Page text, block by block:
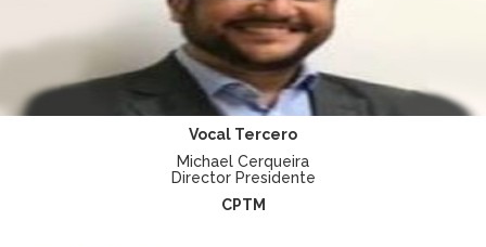
Vocal Tercero
Michael Cerqueira
Director Presidente
CPTM